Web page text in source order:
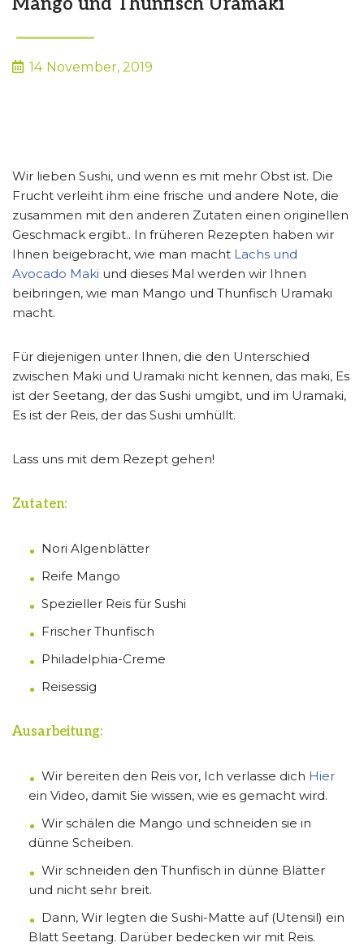
14 November, 2019
Wir lieben Sushi, und wenn es mit mehr Obst ist. Die
Frucht verleiht ihm eine frische und andere Note, die
zusammen mit den anderen Zutaten einen originellen
Geschmack ergibt.. In früheren Rezepten haben wir
Ihnen beigebracht, wie man macht Lachs und
Avocado Maki und dieses Mal werden wir Ihnen
beibringen, wie man Mango und Thunfisch Uramaki
macht.
Für diejenigen unter Ihnen, die den Unterschied
zwischen Maki und Uramaki nicht kennen, das maki, Es
ist der Seetang, der das Sushi umgibt, und im Uramaki,
Es ist der Reis, der das Sushi umhüllt.
Lass uns mit dem Rezept gehen!
Zutaten:
Nori Algenblätter
Reife Mango
Spezieller Reis für Sushi
Frischer Thunfisch
Philadelphia-Creme
Reisessig
Ausarbeitung:
Wir bereiten den Reis vor, Ich verlasse dich Hier
ein Video, damit Sie wissen, wie es gemacht wird.
Wir schälen die Mango und schneiden sie in
dünne Scheiben.
Wir schneiden den Thunfisch in dünne Blätter
und nicht sehr breit.
Dann, Wir legten die Sushi-Matte auf (Utensil) ein
Blatt Seetang. Darüber bedecken wir mit Reis.